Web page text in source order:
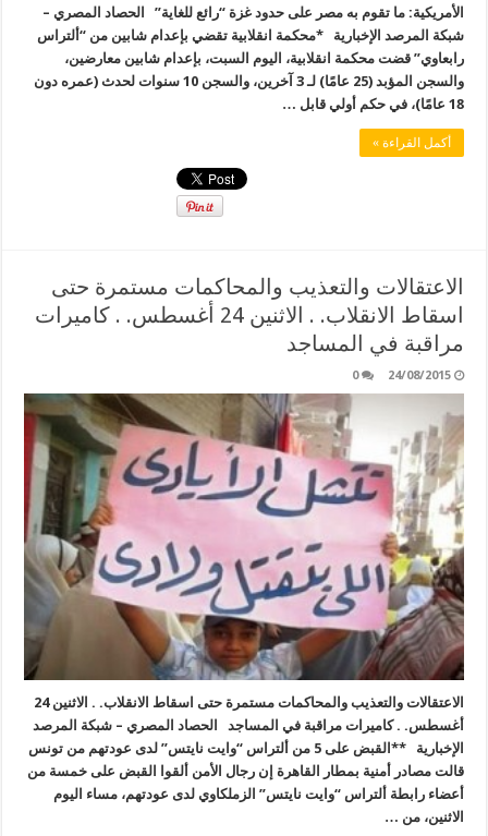
الأمريكية: ما تقوم به مصر على حدود غزة “رائع للغاية” الحصاد المصري –
شبكة المرصد الإخبارية *محكمة انقلابية تقضي بإعدام شابين من “ألتراس
رابعاوي” قضت محكمة انقلابية، اليوم السبت، بإعدام شابين معارضين،
والسجن المؤبد (25 عامًا) لـ 3 آخرين، والسجن 10 سنوات لحدث (عمره دون
18 عامًا)، في حكم أولي قابل …
أكمل القراءة »
الاعتقالات والتعذيب والمحاكمات مستمرة حتى
اسقاط الانقلاب. . الاثنين 24 أغسطس. . كاميرات
مراقبة في المساجد
24/08/2015
0
الاعتقالات والتعذيب والمحاكمات مستمرة حتى اسقاط الانقلاب. . الاثنين 24
أغسطس. . كاميرات مراقبة في المساجد الحصاد المصري – شبكة المرصد
الإخبارية **القبض على 5 من ألتراس “وايت نايتس” لدى عودتهم من تونس
قالت مصادر أمنية بمطار القاهرة إن رجال الأمن ألقوا القبض على خمسة من
أعضاء رابطة ألتراس “وايت نايتس” الزملكاوي لدى عودتهم، مساء اليوم
الاثنين، من …